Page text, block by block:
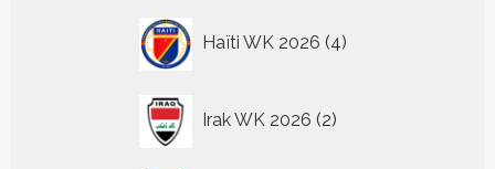
Haïti WK 2026 4
producten
Irak WK 2026 2
producten